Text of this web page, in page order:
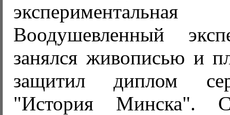
Воодушевленный
занялся живописью и
защитил диплом
"История